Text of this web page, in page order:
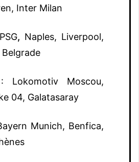
Inter Milan
, Naples, Liverpool,
Lokomotiv Moscou,
04, Galatasaray
Munich, Benfica,